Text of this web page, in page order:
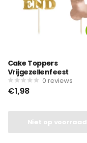
Cake Toppers
Vrijgezellenfeest
0 reviews
€1,98
Niet op voorraad